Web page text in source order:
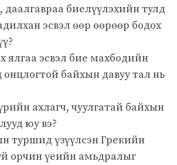
даалгавраа биелүүлэхийн тулд
эсвэл өөр өөрөөр бодох
ялгаа эсвэл бие махбодийн
байхын давуу тал нь
ахлагч, чуулгатай байхын
юу вэ?
туршид үзүүлсэн Грекийн
орчин үеийн амьдралыг